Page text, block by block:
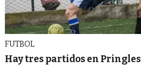
FUTBOL
Hay tres partidos en Pringles